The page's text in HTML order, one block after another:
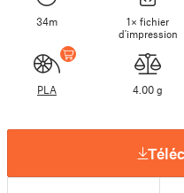
34m
1× fichier
d'impression
PLA 4.00 g